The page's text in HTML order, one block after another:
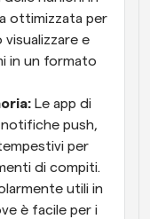
ottimizzata per
e
in un formato
Le app di
push,
per
di compiti.
utili in
è facile per i